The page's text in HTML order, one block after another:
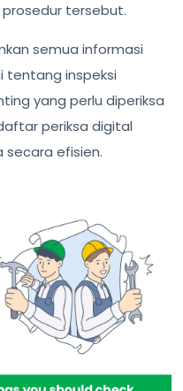
tersebut.
semua informasi
tentang inspeksi
yang perlu diperiksa
periksa digital
efisien.